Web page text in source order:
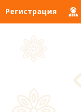
Регистрация